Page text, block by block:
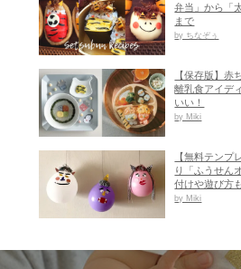
弁当」から「
まで
by ちなぞぅ
【保存版】赤
離乳食アイデ
いい！
by Miki
【無料テンプ
り「ふうせん
付けや遊び方も
by Miki